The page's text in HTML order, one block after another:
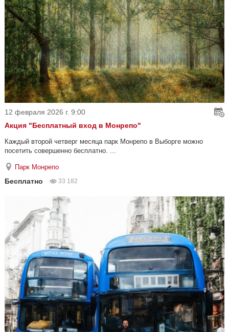
12 февраля 2026 г. 9:00
Акция "Бесплатный вход в Монрепо"
Каждый второй четверг месяца парк Монрепо в Выборге можно
посетить совершенно бесплатно. ...
Парк Монрепо
Бесплатно 33 182